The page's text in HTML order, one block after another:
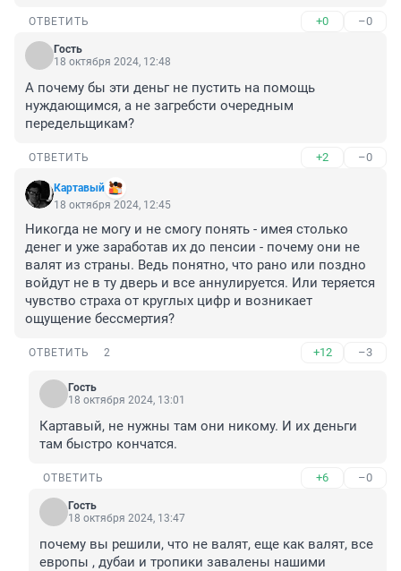
ОТВЕТИТЬ +0 –0
Гость
18 октября 2024, 12:48
А почему бы эти деньг не пустить на помощь
нуждающимся, а не загребсти очередным
передельщикам?
ОТВЕТИТЬ +2 –0
Картавый
18 октября 2024, 12:45
Никогда не могу и не смогу понять - имея столько
денег и уже заработав их до пенсии - почему они не
валят из страны. Ведь понятно, что рано или поздно
войдут не в ту дверь и все аннулируется. Или теряется
чувство страха от круглых цифр и возникает
ощущение бессмертия?
ОТВЕТИТЬ 2 +12 –3
Гость
18 октября 2024, 13:01
Картавый, не нужны там они никому. И их деньги
там быстро кончатся.
ОТВЕТИТЬ +6 –0
Гость
18 октября 2024, 13:47
почему вы решили, что не валят, еще как валят, все
европы , дубаи и тропики завалены нашими